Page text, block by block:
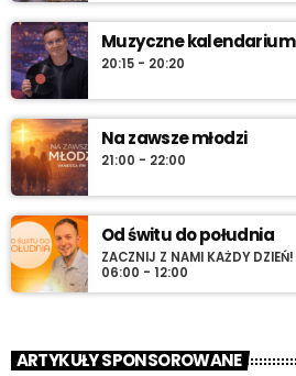
Muzyczne kalendarium
20:15 - 20:20
Na zawsze młodzi
21:00 - 22:00
Od świtu do południa
ZACZNIJ Z NAMI KAŻDY DZIEŃ!
06:00 - 12:00
ARTYKUŁY SPONSOROWANE